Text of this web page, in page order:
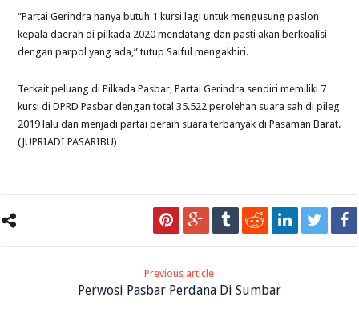
“Partai Gerindra hanya butuh 1 kursi lagi untuk mengusung paslon
kepala daerah di pilkada 2020 mendatang dan pasti akan berkoalisi
dengan parpol yang ada,” tutup Saiful mengakhiri.
Terkait peluang di Pilkada Pasbar, Partai Gerindra sendiri memiliki 7
kursi di DPRD Pasbar dengan total 35.522 perolehan suara sah di pileg
2019 lalu dan menjadi partai peraih suara terbanyak di Pasaman Barat.
(JUPRIADI PASARIBU)
Previous article
Perwosi Pasbar Perdana Di Sumbar